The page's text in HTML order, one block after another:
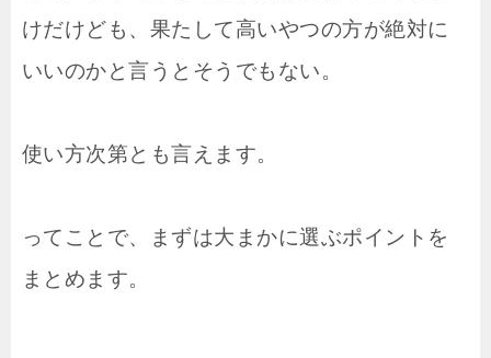
けだけども、果たして高いやつの方が絶対に
いいのかと言うとそうでもない。
使い方次第とも言えます。
ってことで、まずは大まかに選ぶポイントを
まとめます。